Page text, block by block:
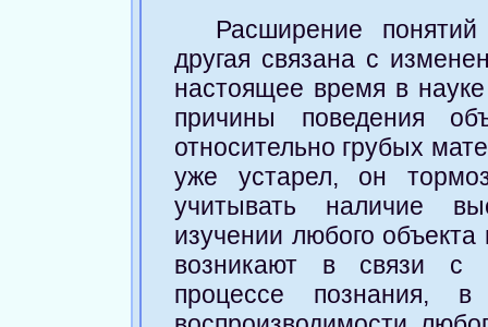
Расширение
другая связана с
настоящее время в
причины поведения
относительно грубых
уже устарел, он
учитывать наличие
изучении любого
возникают в связи с
процессе познания,